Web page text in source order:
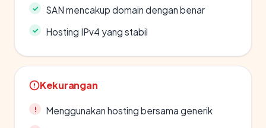
SAN mencakup domain dengan benar
Hosting IPv4 yang stabil
Kekurangan
Menggunakan hosting bersama generik